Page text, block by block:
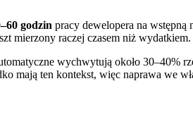
godzin pracy dewelopera na
mierzony raczej czasem niż wydatkiem.
wychwytują około 30–40%
mają ten kontekst, więc naprawa we